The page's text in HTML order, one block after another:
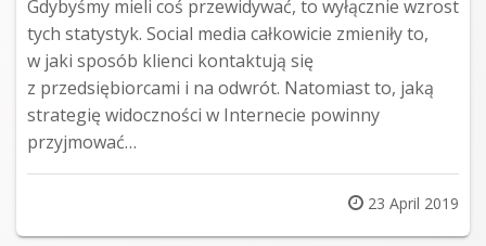
Gdybyśmy mieli coś przewidywać, to wyłącznie wzrost
tych statystyk. Social media całkowicie zmieniły to,
w jaki sposób klienci kontaktują się
z przedsiębiorcami i na odwrót. Natomiast to, jaką
strategię widoczności w Internecie powinny
przyjmować…
Posted
on
23 April 2019